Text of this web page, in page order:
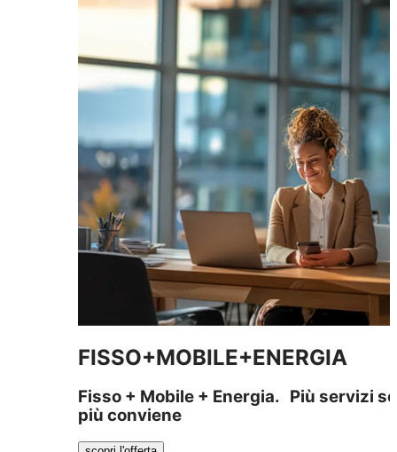
FISSO+MOBILE+ENERGIA
Fisso + Mobile + Energia. Più servizi
più conviene